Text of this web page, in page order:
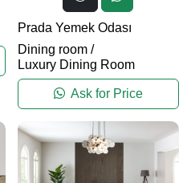
Prada Yemek Odası
Dining room/
Luxury Dining Room
Ask for Price